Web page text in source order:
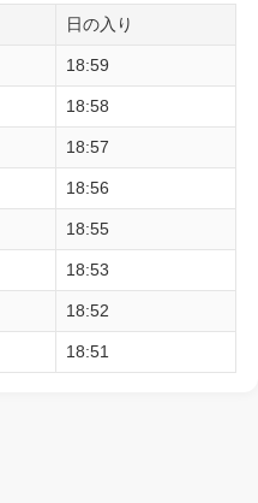
日の入り
18:59
18:58
18:57
18:56
18:55
18:53
18:52
18:51